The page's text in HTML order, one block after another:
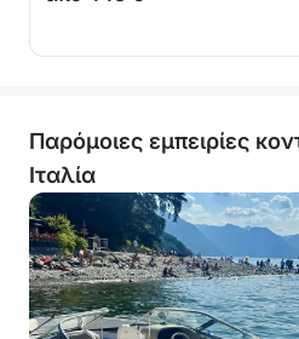
Παρόμοιες εμπειρίες
Ιταλία